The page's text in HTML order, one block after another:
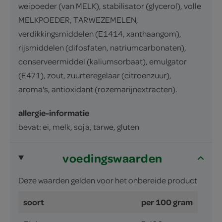
weipoeder (van MELK), stabilisator (glycerol), volle
MELKPOEDER, TARWEZEMELEN,
verdikkingsmiddelen (E1414, xanthaangom),
rijsmiddelen (difosfaten, natriumcarbonaten),
conserveermiddel (kaliumsorbaat), emulgator
(E471), zout, zuurteregelaar (citroenzuur),
aroma's, antioxidant (rozemarijnextracten).
allergie-informatie
bevat: ei, melk, soja, tarwe, gluten
voedingswaarden
Deze waarden gelden voor het onbereide product
soort per 100 gram